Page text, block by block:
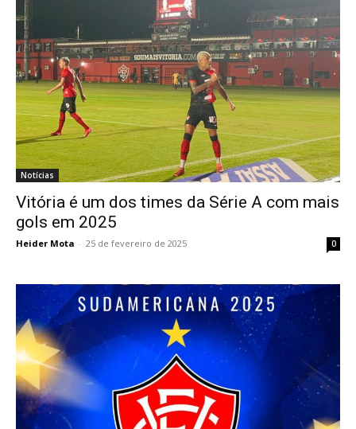
Notícias
Vitória é um dos times da Série A com mais
gols em 2025
Heider Mota - 25 de fevereiro de 2025 0